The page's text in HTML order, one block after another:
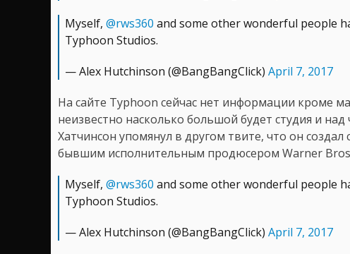
Myself, @rws360 and some other wonderful people
Typhoon Studios.
— Alex Hutchinson (@BangBangClick) April 7, 2017
На сайте Typhoon сейчас нет информации кроме
неизвестно насколько большой будет студия и
Хатчинсон упомянул в другом твите, что он
бывшим исполнительным продюсером Warner Bros.
Myself, @rws360 and some other wonderful people
Typhoon Studios.
— Alex Hutchinson (@BangBangClick) April 7, 2017